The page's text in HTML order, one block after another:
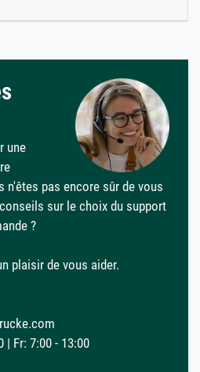
une
n'êtes pas encore sûr de vous
sur le choix du support
?
plaisir de vous aider.
| Fr: 7:00 - 13:00